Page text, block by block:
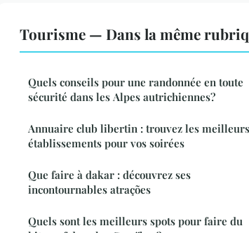
Tourisme — Dans la même
Quels conseils pour une randonnée en toute
sécurité dans les Alpes autrichiennes?
Annuaire club libertin : trouvez les meilleurs
établissements pour vos soirées
Que faire à dakar : découvrez ses
incontournables atrações
Quels sont les meilleurs spots pour faire du